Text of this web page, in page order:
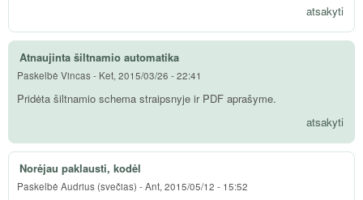
atsakyti
Atnaujinta šiltnamio automatika
Paskelbė Vincas- Ket, 2015/03/26 - 22:41
Pridėta šiltnamio schema straipsnyje ir PDF aprašyme.
atsakyti
Norėjau paklausti, kodėl
Paskelbė Audrius (svečias) -Ant, 2015/05/12 - 15:52